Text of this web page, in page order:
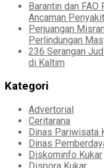
Barantin dan
Ancaman
Perjuangan
Perlindungan
236 Serangan
di Kaltim
Kategori
Advertorial
Ceritarana
Dinas Pariwisata
Dinas
Diskominfo Kukar
Dispora Kukar